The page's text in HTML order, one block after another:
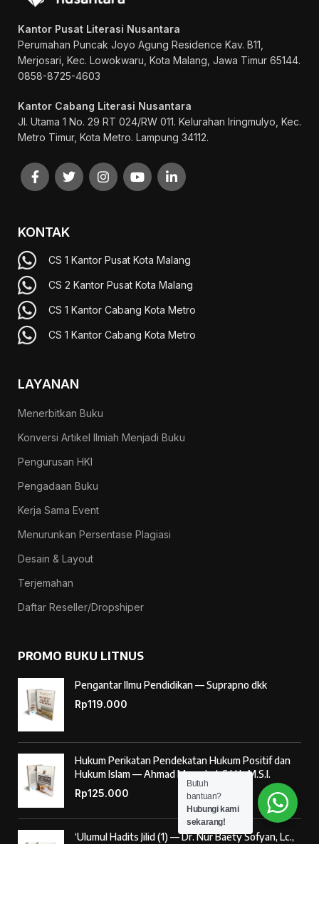
Kantor Pusat Literasi Nusantara
Perumahan Puncak Joyo Agung Residence Kav. B11,
Merjosari, Kec. Lowokwaru, Kota Malang, Jawa Timur 65144.
0858-8725-4603
Kantor Cabang Literasi Nusantara
Jl. Utama 1 No. 29 RT 024/RW 011. Kelurahan Iringmulyo, Kec.
Metro Timur, Kota Metro. Lampung 34112.
KONTAK
CS 1 Kantor Pusat Kota Malang
CS 2 Kantor Pusat Kota Malang
CS 1 Kantor Cabang Kota Metro
CS 1 Kantor Cabang Kota Metro
LAYANAN
Menerbitkan Buku
Konversi Artikel Ilmiah Menjadi Buku
Pengurusan HKI
Pengadaan Buku
Kerja Sama Event
Menurunkan Persentase Plagiasi
Desain & Layout
Terjemahan
Daftar Reseller/Dropshiper
PROMO BUKU LITNUS
Pengantar Ilmu Pendidikan — Suprapno dkk
Rp119.000
Hukum Perikatan Pendekatan Hukum Positif dan
Hukum Islam — Ahmad Musadad, S.H.I., M.S.I.
Rp125.000
‘Ulumul Hadits Jilid (1) — Dr. Nur Baety Sofyan, Lc.,
Butuh
bantuan?
Hubungi kami
sekarang!